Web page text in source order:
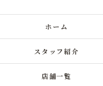
ホーム
スタッフ紹介
店舗一覧